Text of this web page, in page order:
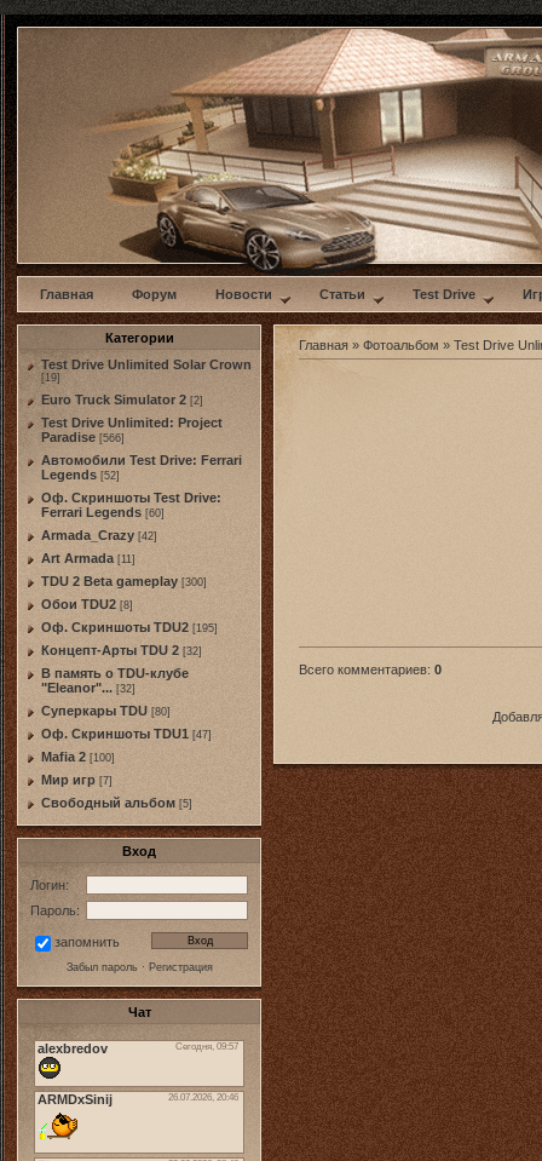
w
Главная Форум Новости Статьи Test Drive
Категории
Test Drive Unlimited Solar Crown
[19]
Euro Truck Simulator 2 [2]
Test Drive Unlimited: Project
Paradise [566]
Автомобили Test Drive: Ferrari
Legends [52]
Оф. Скриншоты Test Drive:
Ferrari Legends [60]
Armada_Crazy [42]
Art Armada [11]
TDU 2 Beta gameplay [300]
Обои TDU2 [8]
Оф. Скриншоты TDU2 [195]
Концепт-Арты TDU 2 [32]
В память о TDU-клубе
"Eleanor"... [32]
Суперкары TDU [80]
Оф. Скриншоты TDU1 [47]
Mafia 2 [100]
Мир игр [7]
Свободный альбом [5]
Вход
Логин:
Пароль:
запомнить
Забыл пароль· Регистрация
Чат
Главная » Фотоальбом » Test Drive
Всего комментариев: 0